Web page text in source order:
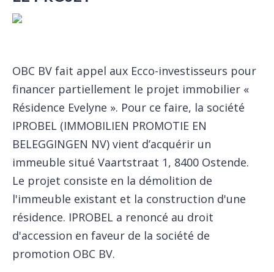
OBC BV fait appel aux Ecco-investisseurs pour
financer partiellement le projet immobilier «
Résidence Evelyne ». Pour ce faire, la société
IPROBEL (IMMOBILIEN PROMOTIE EN
BELEGGINGEN NV) vient d’acquérir un
immeuble situé Vaartstraat 1, 8400 Ostende.
Le projet consiste en la démolition de
l'immeuble existant et la construction d'une
résidence. IPROBEL a renoncé au droit
d'accession en faveur de la société de
promotion OBC BV.